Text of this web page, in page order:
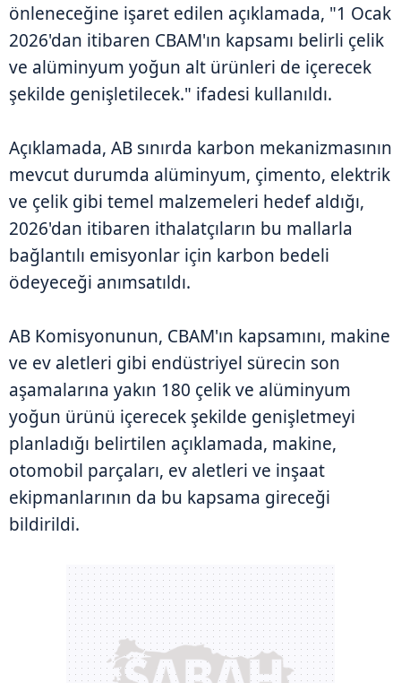
önleneceğine işaret edilen açıklamada, "1 Ocak
2026'dan itibaren CBAM'ın kapsamı belirli çelik
ve alüminyum yoğun alt ürünleri de içerecek
şekilde genişletilecek." ifadesi kullanıldı.
Açıklamada, AB sınırda karbon mekanizmasının
mevcut durumda alüminyum, çimento, elektrik
ve çelik gibi temel malzemeleri hedef aldığı,
2026'dan itibaren ithalatçıların bu mallarla
bağlantılı emisyonlar için karbon bedeli
ödeyeceği anımsatıldı.
AB Komisyonunun, CBAM'ın kapsamını, makine
ve ev aletleri gibi endüstriyel sürecin son
aşamalarına yakın 180 çelik ve alüminyum
yoğun ürünü içerecek şekilde genişletmeyi
planladığı belirtilen açıklamada, makine,
otomobil parçaları, ev aletleri ve inşaat
ekipmanlarının da bu kapsama gireceği
bildirildi.